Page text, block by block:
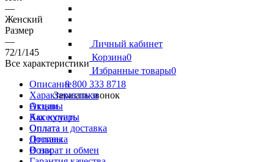
Личный кабинет
Корзина0
Избранные товары0
8 800 333 8718
Заказать звонок
Акции
Аксессуары
Оплата и доставка
Отзывы
О нас
—
Женский
Размер
—
72/1/145
Все характеристики
Описание
Характеристики
Отзывы
Как купить
Оплата
Доставка
Возврат и обмен